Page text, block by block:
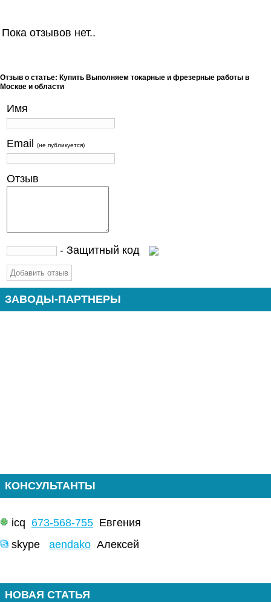
Пока отзывов нет..
Отзыв о статье: Купить Выполняем токарные и фрезерные работы в
Москве и области
Имя
Email (не публикуется)
Отзыв
- Защитный код
ЗАВОДЫ-ПАРТНЕРЫ
КОНСУЛЬТАНТЫ
icq 673-568-755 Евгения
skype aendako Алексей
НОВАЯ СТАТЬЯ